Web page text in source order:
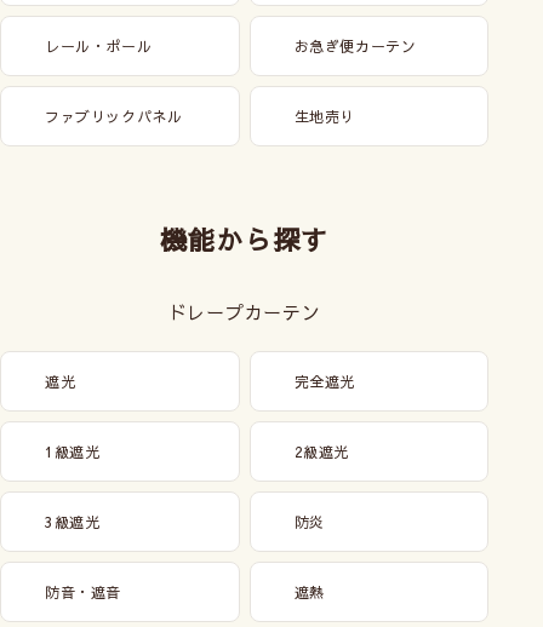
レール・ポール お急ぎ便カーテン
ファブリックパネル 生地売り
機能から探す
ドレープカーテン
遮光 完全遮光
1級遮光 2級遮光
3級遮光 防炎
防音・遮音 遮熱